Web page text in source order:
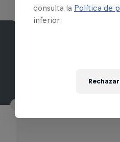
consulta la Política de
inferior.